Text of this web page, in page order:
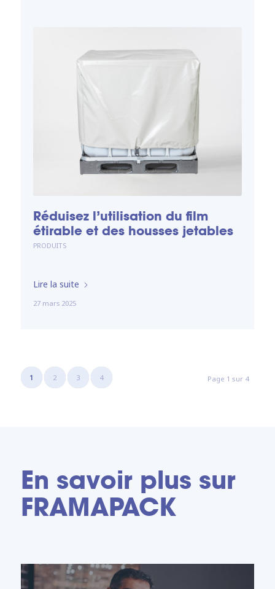
Réduisez l’utilisation du film
étirable et des housses jetables
PRODUITS
Lire la suite
27 mars 2025
Page 1 sur 4
1 2 3 4
En savoir plus sur
FRAMAPACK